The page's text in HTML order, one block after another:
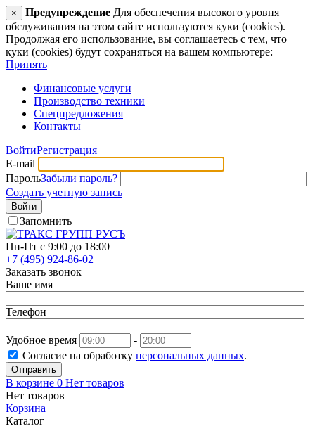
× Предупреждение Для обеспечения высокого уровня
обслуживания на этом сайте используются куки (cookies).
Продолжая его использование, вы соглашаетесь с тем, что
куки (cookies) будут сохраняться на вашем компьютере:
Принять
Финансовые услуги
Производство техники
Спецпредложения
Контакты
ВойтиРегистрация
E-mail
ПарольЗабыли пароль?
Создать учетную запись
Войти
Запомнить
Пн-Пт с 9:00 до 18:00
+7 (495) 924-86-02
Заказать звонок
Ваше имя
Телефон
Удобное время
-
Согласие на обработку персональных данных.
Отправить
В корзине 0 Нет товаров
Нет товаров
Корзина
Каталог